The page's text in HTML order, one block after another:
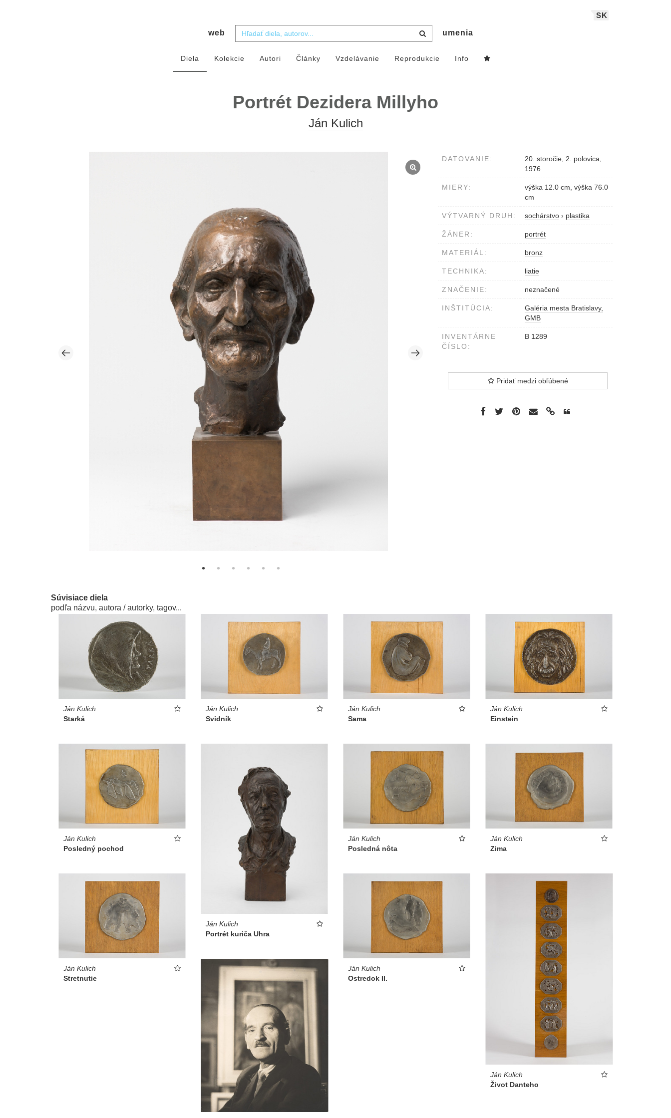
SK
web umenia
Diela Kolekcie Autori Články Vzdelávanie Reprodukcie Info
Portrét Dezidera Millyho
Ján Kulich
DATOVANIE:
20. storočie, 2. polovica,
1976
MIERY:
výška 12.0 cm, výška 76.0
cm
VÝTVARNÝ DRUH: sochárstvo › plastika
ŽÁNER: portrét
MATERIÁL: bronz
TECHNIKA: liatie
ZNAČENIE: neznačené
INŠTITÚCIA:
Galéria mesta Bratislavy,
GMB
INVENTÁRNE
ČÍSLO:
B 1289
Pridať medzi obľúbené
Súvisiace diela
podľa názvu, autora / autorky, tagov...
Ján Kulich
Starká
Ján Kulich
Svidník
Ján Kulich
Sama
Ján Kulich
Einstein
Ján Kulich
Posledný pochod
Ján Kulich
Portrét kuriča Uhra
Ján Kulich
Posledná nôta
Ján Kulich
Zima
Ján Kulich
Stretnutie
Ján Kulich
Ostredok II.
Ján Kulich
Život Danteho